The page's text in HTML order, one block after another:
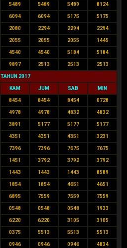
5489 5489 5489 8124
6094 6094 5175 5175
2080 2294 2294 2294
2055 2055 2055 1445
4540 4540 5184 5184
9897 2513 2513 2513
TAHUN 2017
KAM JUM SAB MIN
8454 8454 8454 0728
4978 4978 4832 4832
3891 5177 5177 5177
4351 4351 4351 3231
7396 7396 7675 7675
1451 3792 3792 3792
1443 1443 1443 8589
1854 1854 4651 4651
6895 7559 7559 7559
0548 0548 0548 1933
6220 6220 3105 3105
0375 5513 5513 5513
0946 0946 0946 4834